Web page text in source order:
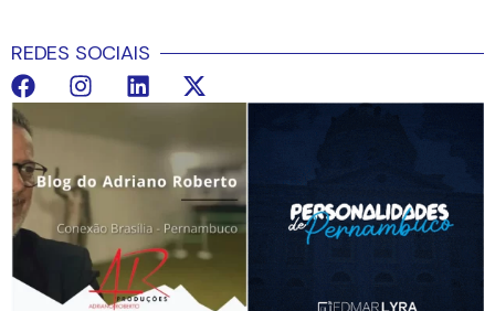
REDES SOCIAIS